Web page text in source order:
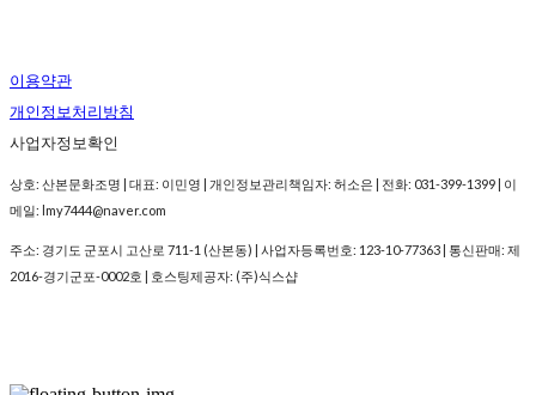
이용약관
개인정보처리방침
사업자정보확인
상호: 산본문화조명 | 대표: 이민영 | 개인정보관리책임자: 허소은 | 전화: 031-399-1399 | 이
메일: lmy7444@naver.com
주소: 경기도 군포시 고산로 711-1 (산본동) | 사업자등록번호: 123-10-77363 | 통신판매: 제
2016-경기군포-0002호 | 호스팅제공자: (주)식스샵